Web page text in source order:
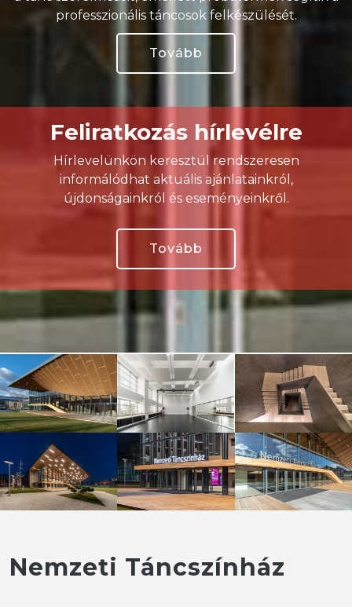
professzionális táncosok felkészülését.
Tovább
Feliratkozás hírlevélre
Hírlevelünkön keresztül rendszeresen
informálódhat aktuális ajánlatainkról,
újdonságainkról és eseményeinkről.
Tovább
Nemzeti Táncszínház